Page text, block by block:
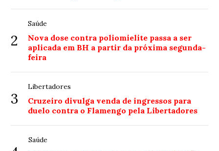
2
Saúde
Nova dose contra poliomielite passa a ser
aplicada em BH a partir da próxima segunda-
feira
3
Libertadores
Cruzeiro divulga venda de ingressos para
duelo contra o Flamengo pela Libertadores
Saúde